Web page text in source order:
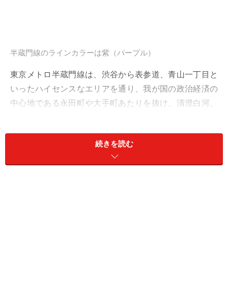
半蔵門線のラインカラーは紫（パープル）
東京メトロ半蔵門線は、渋谷から表参道、青山一丁目と
いったハイセンスなエリアを通り、我が国の政治経済の
中心地である永田町や大手町あたりを抜け、清澄白河、
だ。清澄白河や押上は古くからある下町にもかかわら
ず、近年はカフェ、アート、スカイツリーといったニュ
ーモードで人気となっている。
続きを読む